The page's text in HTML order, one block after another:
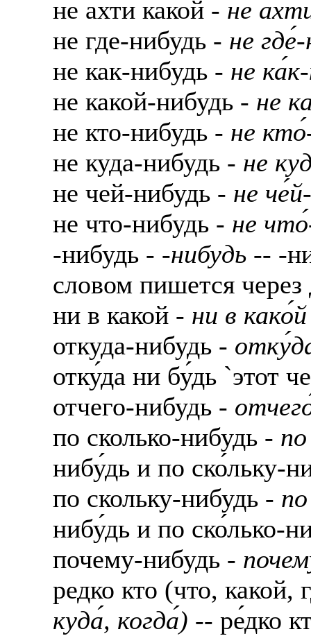
не ахти какой - не
не где-нибудь - не
не как-нибудь - не
не какой-нибудь - не
не кто-нибудь - не
не куда-нибудь - не
не чей-нибудь - не
не что-нибудь - не
-нибудь - -нибудь -- -
словом пишется
ни в какой - ни в како́й
откуда-нибудь -
отку́да ни бу́дь `этот
отчего-нибудь -
по сколько-нибудь -
нибу́дь и по ско́льку-
по скольку-нибудь -
нибу́дь и по ско́лько-
почему-нибудь -
редко кто (что, какой,
куда́, когда́) -- ре́дко